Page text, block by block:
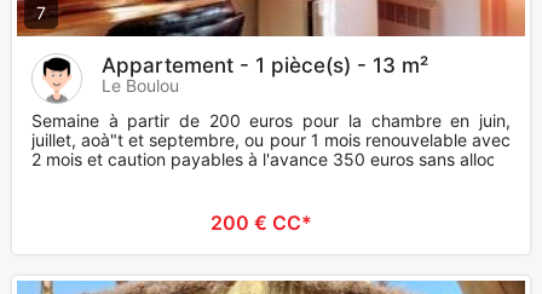
7
Appartement - 1 pièce(s) - 13 m²
Le Boulou
Semaine à partir de 200 euros pour la chambre en juin,
juillet, aoà"t et septembre, ou pour 1 mois renouvelable avec
2 mois et caution payables à l'avance 350 euros sans alloca
200 € CC*